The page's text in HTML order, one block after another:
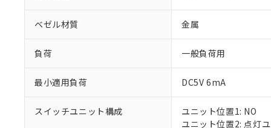
ベゼル材質 金属
負荷 一般負荷用
最小適用負荷 DC5V 6mA
スイッチユニット構成
ユニット位置1: NO
ユニット位置2: 点灯